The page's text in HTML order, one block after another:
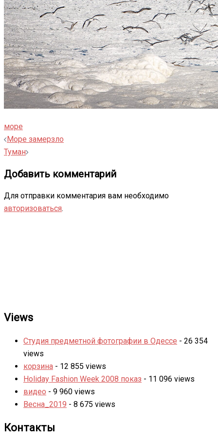
море
Навигация
записи
Море замерзло
Туман
Добавить комментарий
Для отправки комментария вам необходимо
авторизоваться.
Views
Студия предметной фотографии в Одессе - 26 354
views
корзина - 12 855 views
Holiday Fashion Week 2008 показ - 11 096 views
видео - 9 960 views
Весна_2019 - 8 675 views
Контакты